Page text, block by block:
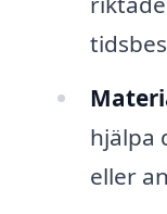
hjälpa
eller